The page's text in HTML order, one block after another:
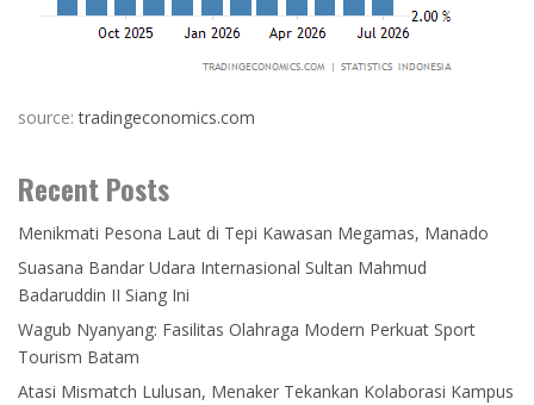
source:tradingeconomics.com
Recent Posts
Menikmati Pesona Laut di Tepi Kawasan Megamas, Manado
Suasana Bandar Udara Internasional Sultan Mahmud
Badaruddin II Siang Ini
Wagub Nyanyang: Fasilitas Olahraga Modern Perkuat Sport
Tourism Batam
Atasi Mismatch Lulusan, Menaker Tekankan Kolaborasi Kampus